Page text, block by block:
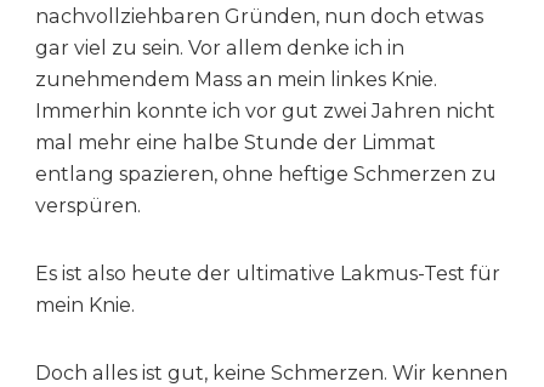
nachvollziehbaren Gründen, nun doch etwas
gar viel zu sein. Vor allem denke ich in
zunehmendem Mass an mein linkes Knie.
Immerhin konnte ich vor gut zwei Jahren nicht
mal mehr eine halbe Stunde der Limmat
entlang spazieren, ohne heftige Schmerzen zu
verspüren.
Es ist also heute der ultimative Lakmus-Test für
mein Knie.
Doch alles ist gut, keine Schmerzen. Wir kennen